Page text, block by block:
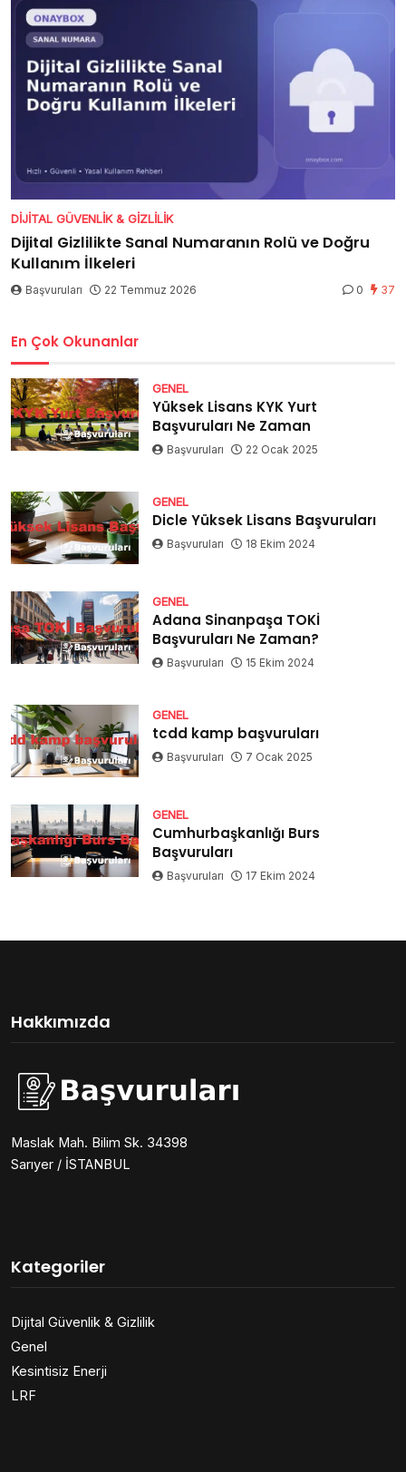
DIJITAL GÜVENLIK & GIZLILIK
Dijital Gizlilikte Sanal Numaranın Rolü ve Doğru
Kullanım İlkeleri
Başvuruları 22 Temmuz 2026 0 37
En Çok Okunanlar
GENEL
Yüksek Lisans KYK Yurt
Başvuruları Ne Zaman
Başvuruları 22 Ocak 2025
GENEL
Dicle Yüksek Lisans Başvuruları
Başvuruları 18 Ekim 2024
GENEL
Adana Sinanpaşa TOKİ
Başvuruları Ne Zaman?
Başvuruları 15 Ekim 2024
GENEL
tcdd kamp başvuruları
Başvuruları 7 Ocak 2025
GENEL
Cumhurbaşkanlığı Burs
Başvuruları
Başvuruları 17 Ekim 2024
Hakkımızda
Maslak Mah. Bilim Sk. 34398
Sarıyer / İSTANBUL
Kategoriler
Dijital Güvenlik & Gizlilik
Genel
Kesintisiz Enerji
LRF